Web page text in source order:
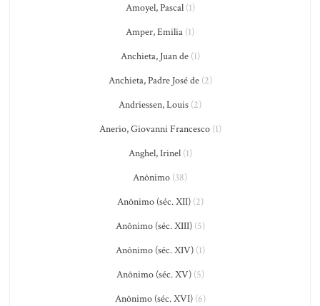
Amoyel, Pascal(1)
Amper, Emilia (1)
Anchieta, Juan de(1)
Anchieta, Padre José de(2)
Andriessen, Louis (2)
Anerio, Giovanni Francesco(1)
Anghel, Irinel(1)
Anônimo (38)
Anônimo (séc. XII)(2)
Anônimo (séc. XIII)(5)
Anônimo (séc. XIV)(1)
Anônimo (séc. XV)(5)
Anônimo (séc. XVI)(6)